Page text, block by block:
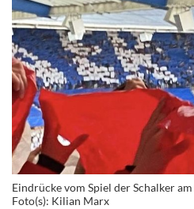
Eindrücke vom Spiel der Schalker
Foto(s): Kilian Marx